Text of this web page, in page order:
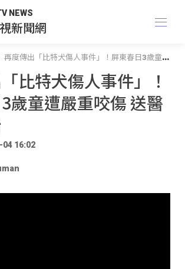
NEWS
新聞網
再度傳出「比特犬傷人事件」！屏東春日3歲童遭嚴重咬傷 送醫宣告不治
比特犬傷人事件」！
歲童遭嚴重咬傷 送醫
04 16:02